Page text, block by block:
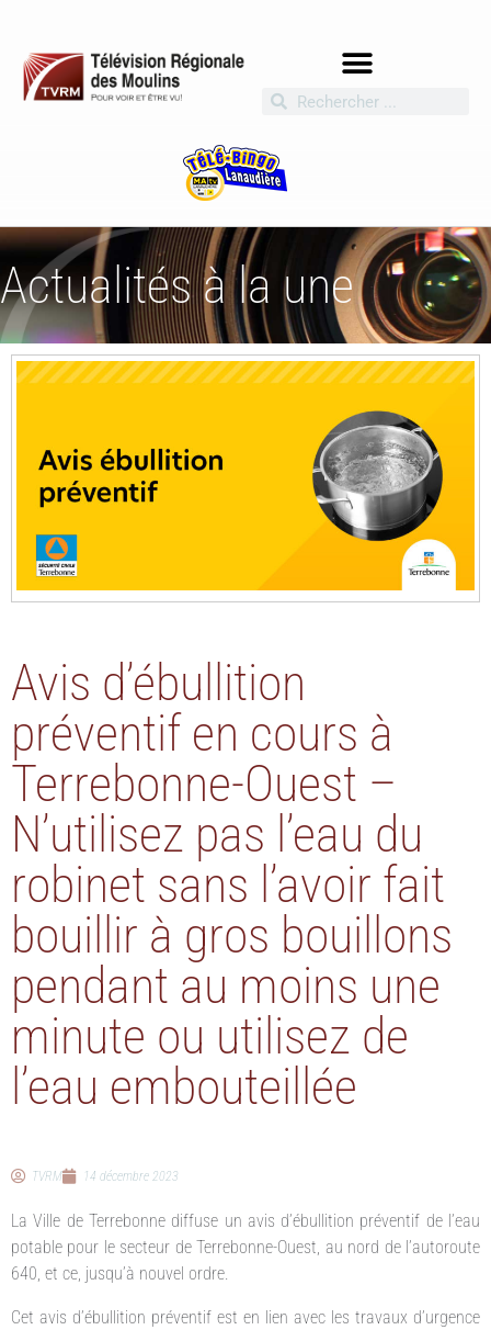
Actualités à la une
Avis d’ébullition
préventif en cours à
Terrebonne-Ouest –
N’utilisez pas l’eau du
robinet sans l’avoir fait
bouillir à gros bouillons
pendant au moins une
minute ou utilisez de
l’eau embouteillée
TVRM 14 décembre 2023
La Ville de Terrebonne diffuse un avis d’ébullition préventif de l’eau
potable pour le secteur de Terrebonne-Ouest, au nord de l’autoroute
640, et ce, jusqu’à nouvel ordre.
Cet avis d’ébullition préventif est en lien avec les travaux d’urgence